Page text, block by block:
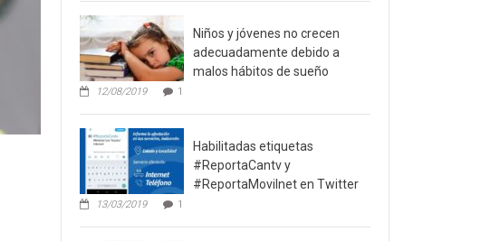
Niños y jóvenes no crecen
adecuadamente debido a
malos hábitos de sueño
12/08/2019 1
Habilitadas etiquetas
#ReportaCantv y
#ReportaMovilnet en Twitter
13/03/2019 1